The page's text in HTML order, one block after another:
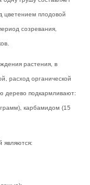
цветением плодовой
созревания,
растения, в
расход органической
дерево подкармливают:
карбамидом (15
являются: